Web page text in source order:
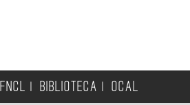
FNCL BIBLIOTECA OCAL